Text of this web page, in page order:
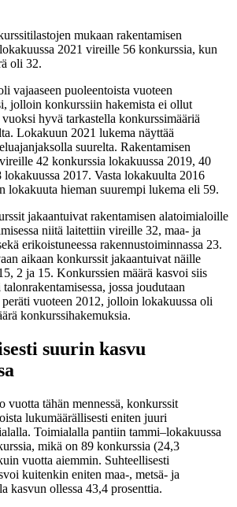
mukaan rakentamisen
2021 vireille 56 konkurssia, kun
oli 32.
vajaaseen puoleentoista vuoteen
jolloin konkurssiin hakemista ei ollut
hyvä tarkastella konkurssimääriä
Lokakuun 2021 lukema näyttää
suurelta. Rakentamisen
42 konkurssia lokakuussa 2019, 40
lokakuussa 2017. Vasta lokakuulta 2016
lokakuuta hieman suurempi lukema eli 59.
jakaantuivat rakentamisen alatoimialoille
niitä laitettiin vireille 32, maa- ja
erikoistuneessa rakennustoiminnassa 23.
aikaan konkurssit jakaantuivat näille
2 ja 15. Konkurssien määrä kasvoi siis
jossa joudutaan
peräti vuoteen 2012, jolloin lokakuussa oli
konkurssihakemuksia.
suurin kasvu
vuotta tähän mennessä, konkurssit
lukumäärällisesti eniten juuri
Toimialalla pantiin tammi–lokakuussa
mikä on 89 konkurssia (24,3
vuotta aiemmin. Suhteellisesti
kuitenkin eniten maa-, metsä- ja
kasvun ollessa 43,4 prosenttia.